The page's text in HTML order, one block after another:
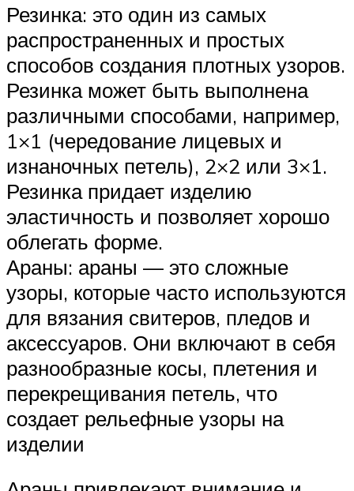
Резинка: это один из самых
распространенных и простых
способов создания плотных узоров.
Резинка может быть выполнена
различными способами, например,
1×1 (чередование лицевых и
изнаночных петель), 2×2 или 3×1.
Резинка придает изделию
эластичность и позволяет хорошо
облегать форме.
Араны: араны — это сложные
узоры, которые часто используются
для вязания свитеров, пледов и
аксессуаров. Они включают в себя
разнообразные косы, плетения и
перекрещивания петель, что
создает рельефные узоры на
изделии